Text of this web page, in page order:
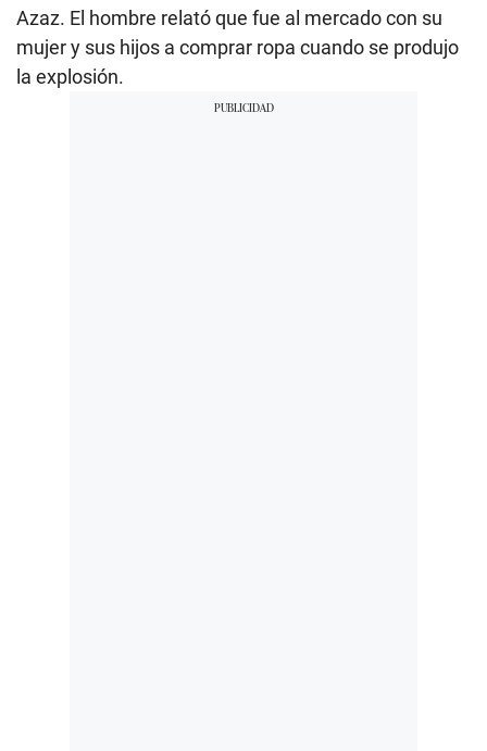
Azaz. El hombre relató que fue al mercado con su
mujer y sus hijos a comprar ropa cuando se produjo
la explosión.